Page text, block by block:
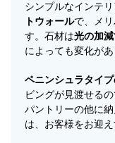
シンプルなインテリ
トウォールで、メ
す。石材は光の加
によっても変化が
ペニンシュラタイ
ビングが見渡せる
パントリーの他に
は、お客様をお迎